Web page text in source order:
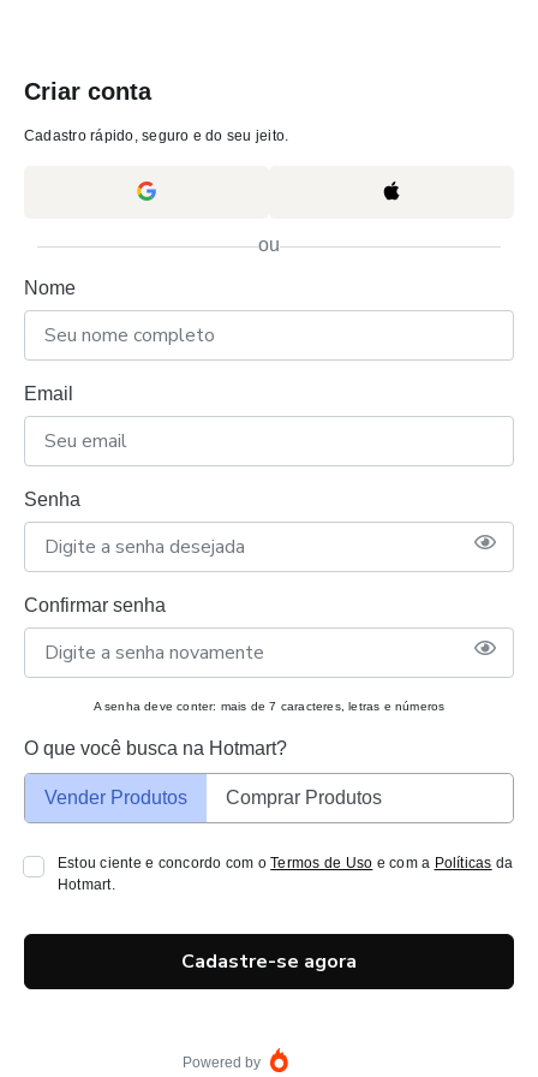
Criar conta
Cadastro rápido, seguro e do seu jeito.
ou
Nome
Email
Senha
Confirmar senha
A senha deve conter: mais de 7 caracteres, letras e números
O que você busca na Hotmart?
Vender Produtos Comprar Produtos
Estou ciente e concordo com oTermos de Uso e com a Políticas da
Hotmart.
Cadastre-se agora
Powered by